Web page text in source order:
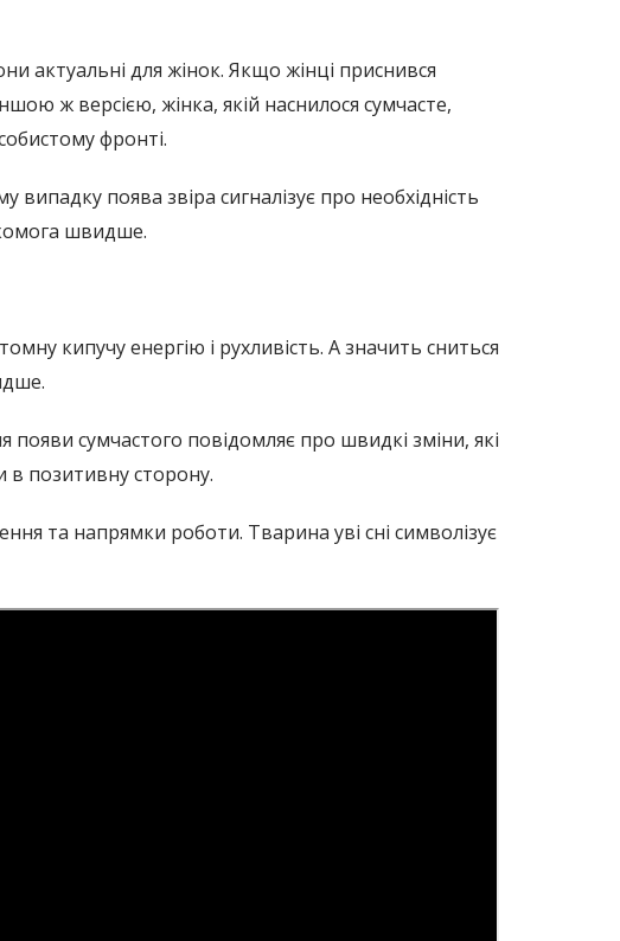
актуальні для жінок. Якщо жінці приснився
ж версією, жінка, якій наснилося сумчасте,
фронті.
поява звіра сигналізує про необхідність
швидше.
кипучу енергію і рухливість. А значить сниться
сумчастого повідомляє про швидкі зміни, які
в позитивну сторону.
та напрямки роботи. Тварина уві сні символізує